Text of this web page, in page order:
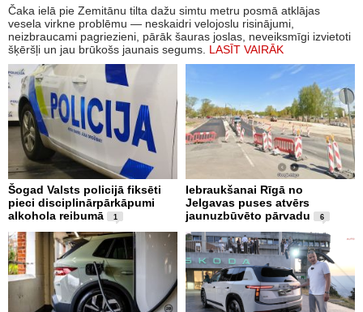
Čaka ielā pie Zemitānu tilta dažu simtu metru posmā atklājas
vesela virkne problēmu — neskaidri velojoslu risinājumi,
neizbraucami pagriezieni, pārāk šauras joslas, neveiksmīgi izvietoti
šķēršļi un jau brūkošs jaunais segums. LASĪT VAIRĀK
Šogad Valsts policijā fiksēti
pieci disciplinārpārkāpumi
alkohola reibumā
1
Iebraukšanai Rīgā no
Jelgavas puses atvērs
jaunuzbūvēto pārvadu
6